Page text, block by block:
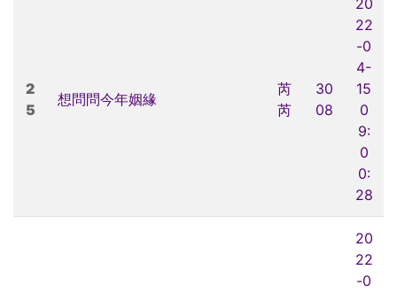
2
5
想問問今年姻緣
芮
芮
30
08
22
-0
4-
15
0
9:
0
0:
28
20
22
-0